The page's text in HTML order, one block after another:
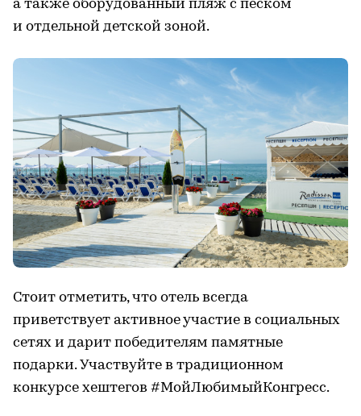
а также оборудованный пляж с песком
и отдельной детской зоной.
Стоит отметить, что отель всегда
приветствует активное участие в социальных
сетях и дарит победителям памятные
подарки. Участвуйте в традиционном
конкурсе хештегов #МойЛюбимыйКонгресс.